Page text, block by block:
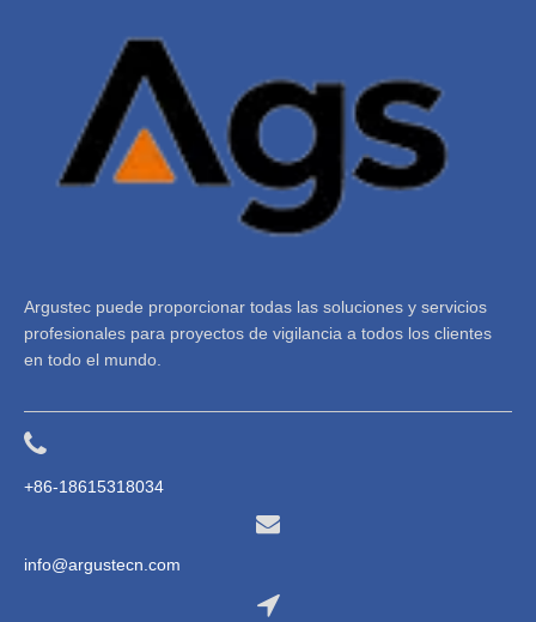
Argustec puede proporcionar todas las soluciones y servicios
profesionales para proyectos de vigilancia a todos los clientes
en todo el mundo.
+86-18615318034
info@argustecn.com